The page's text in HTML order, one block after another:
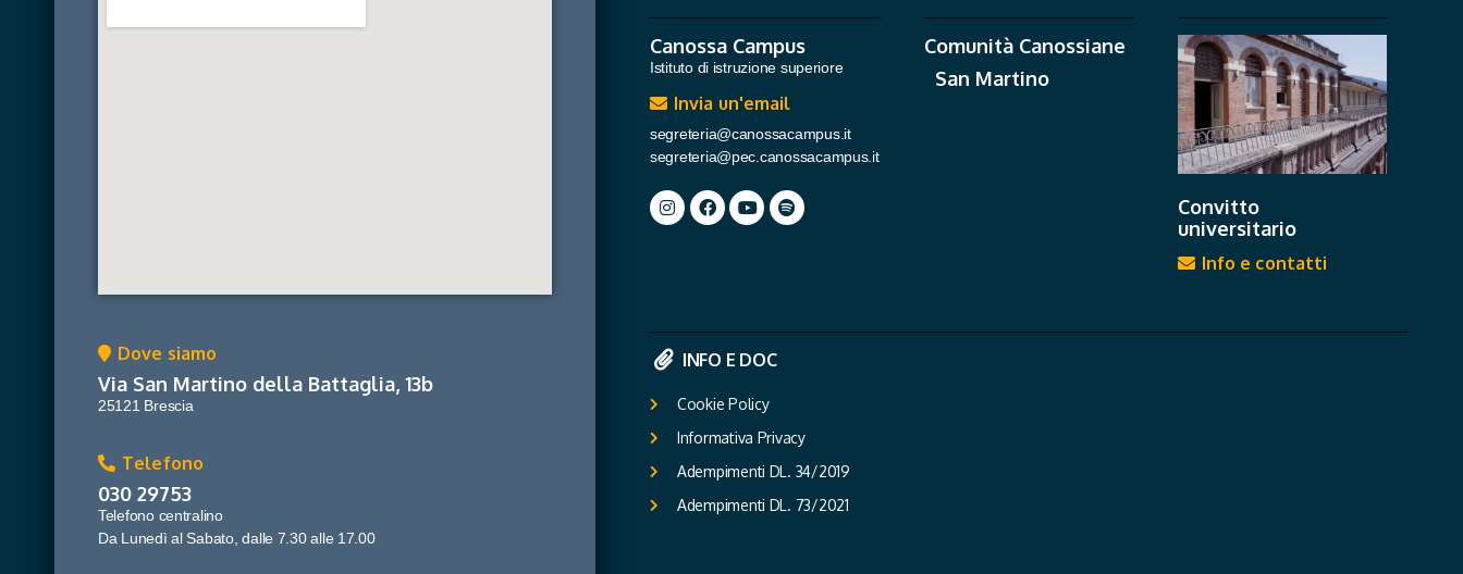
Dove siamo
Via San Martino della Battaglia, 13b
25121 Brescia
Telefono
030 29753
Telefono centralino
Da Lunedì al Sabato, dalle 7.30 alle 17.00
Canossa Campus
Istituto di istruzione superiore
Invia un'email
segreteria@canossacampus.it
segreteria@pec.canossacampus.it
Comunità Canossiane
San Martino
Convitto
universitario
Info e contatti
INFO E DOC
Cookie Policy
Informativa Privacy
Adempimenti DL. 34/2019
Adempimenti DL. 73/2021